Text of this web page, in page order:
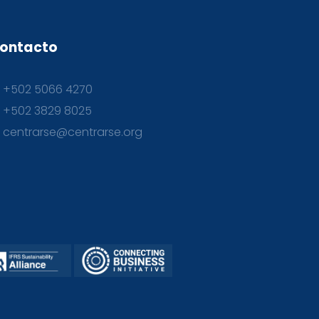
+502 5066 4270
+502 3829 8025
centrarse@centrarse.org